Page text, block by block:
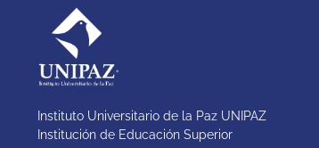
Instituto Universitario de la Paz UNIPAZ
Institución de Educación Superior